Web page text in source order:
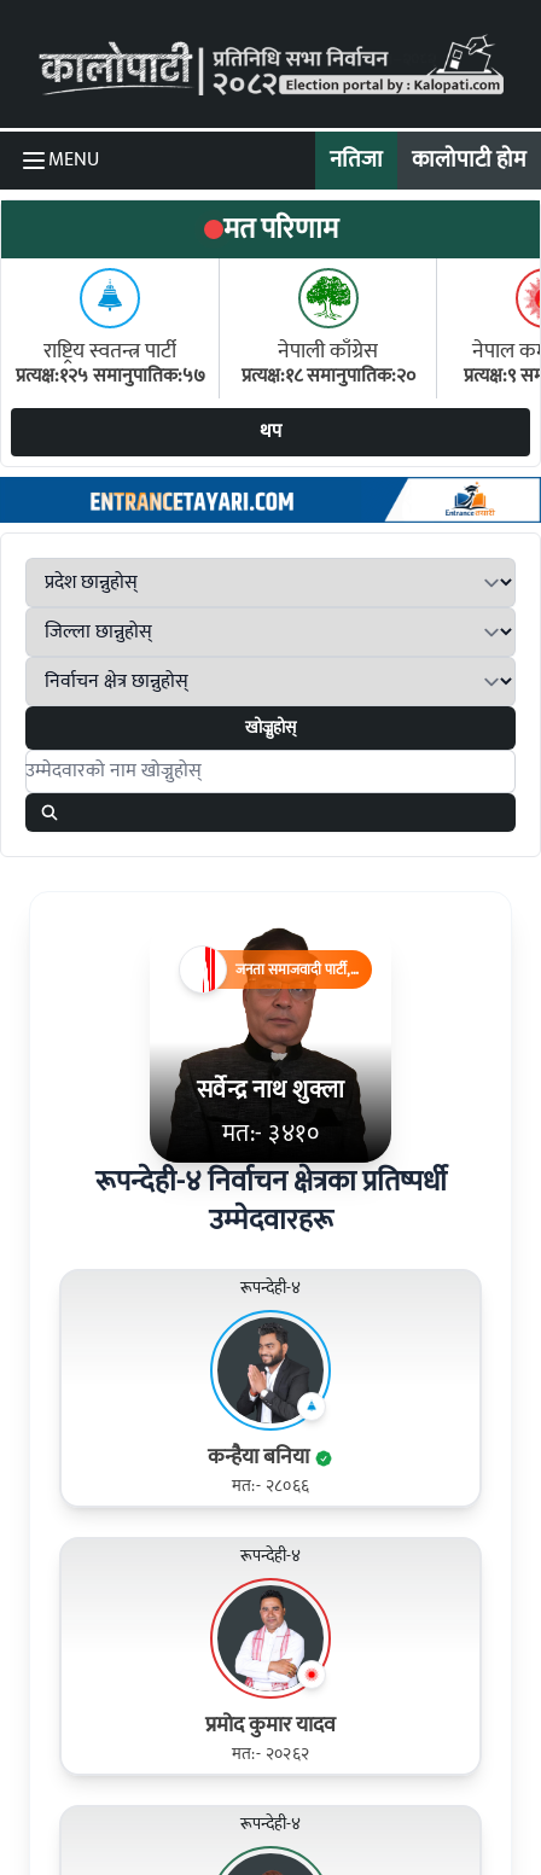
MENU नतिजा कालोपाटी होम
मत परिणाम
राष्ट्रिय स्वतन्त्र पार्टी
प्रत्यक्ष:१२५ समानुपातिक:५७
नेपाली काँग्रेस
प्रत्यक्ष:१८ समानुपातिक:२०
नेपाल
प्रत्यक्ष:९
थप
खोज्नुहोस्
Search candidates
सर्वेन्द्र नाथ शुक्ला
मत:- ३४१०
जनता समाजवादी पार्टी,
नेपाल
रूपन्देही-४ निर्वाचन क्षेत्रका प्रतिष्पर्धी
उम्मेदवारहरू
रूपन्देही-४
कन्हैया बनिया
मत:- २८०६६
रूपन्देही-४
प्रमोद कुमार यादव
मत:- २०२६२
रूपन्देही-४